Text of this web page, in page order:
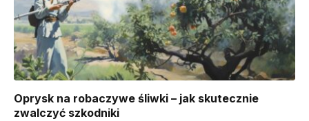
Oprysk na robaczywe śliwki – jak skutecznie
zwalczyć szkodniki